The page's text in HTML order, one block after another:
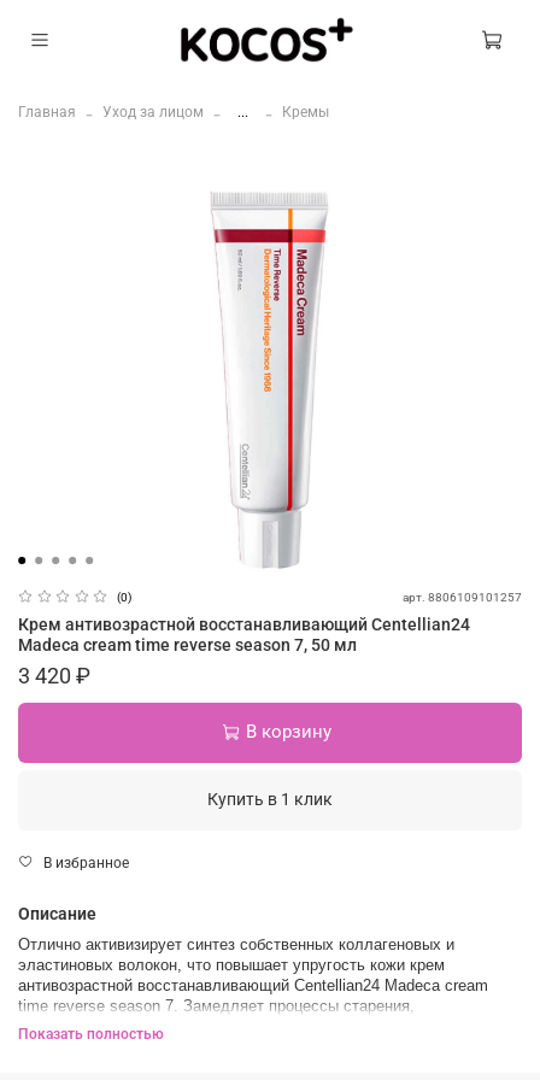
Главная Уход за лицом ... Кремы
(0) арт. 8806109101257
Крем антивозрастной восстанавливающий Centellian24
Madeca cream time reverse season 7, 50 мл
3 420 ₽
В корзину
Купить в 1 клик
В избранное
Описание
Отлично активизирует синтез собственных коллагеновых и
эластиновых волокон, что повышает упругость кожи крем
антивозрастной восстанавливающий Centellian24 Madeca cream
time reverse season 7. Замедляет процессы старения,
восстанавливает липидный барьер и успокаивает раздражение.
Показать полностью